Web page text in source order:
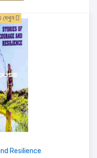
দেখুন
Resilience